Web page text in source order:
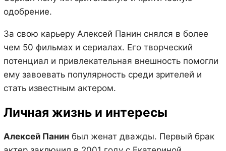
одобрение.
За свою карьеру Алексей Панин снялся в более
чем 50 фильмах и сериалах. Его творческий
потенциал и привлекательная внешность помогли
ему завоевать популярность среди зрителей и
стать известным актером.
Личная жизнь и интересы
Алексей Панин был женат дважды. Первый брак